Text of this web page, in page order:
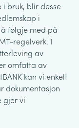
bruk, blir desse
i
å følgje med på
regelverk. I
av
omfatta av
kan vi enkelt
dokumentasjon
gjer vi